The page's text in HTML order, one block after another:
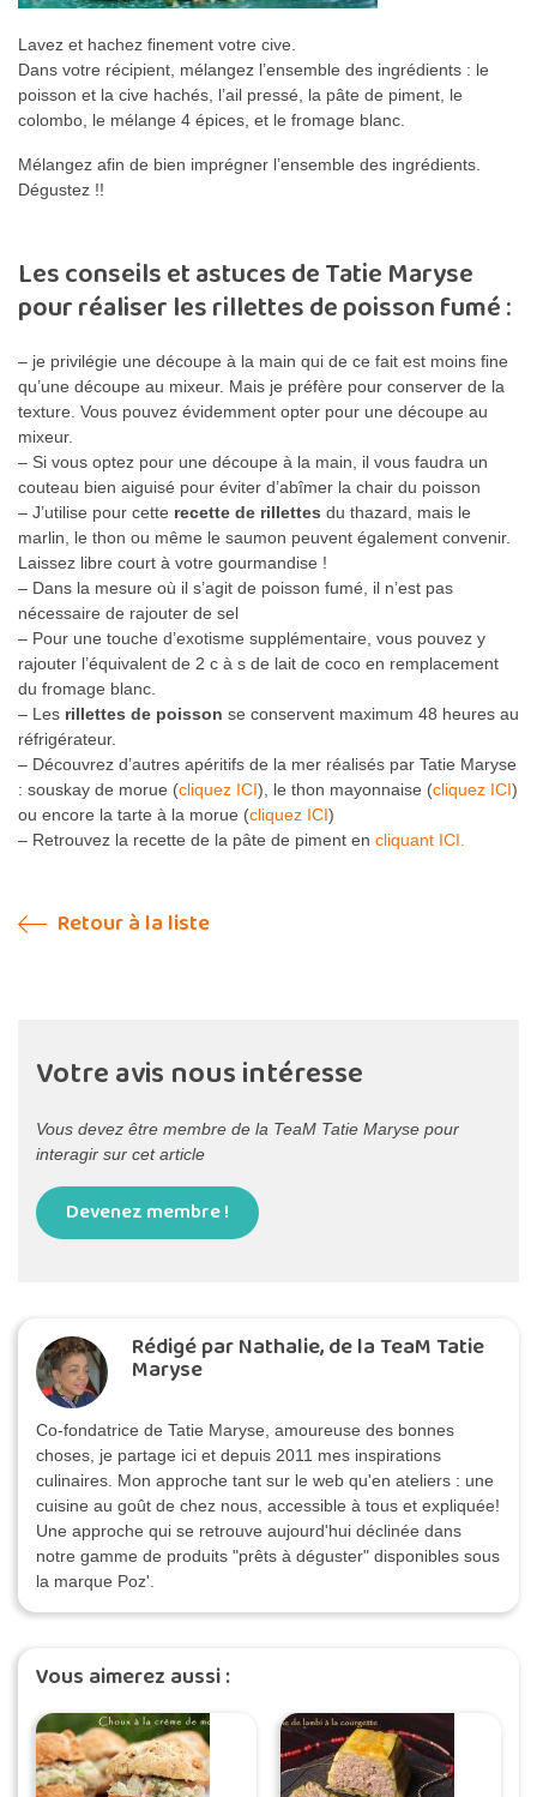
Lavez et hachez finement votre cive.
Dans votre récipient, mélangez l’ensemble des ingrédients : le
poisson et la cive hachés, l’ail pressé, la pâte de piment, le
colombo, le mélange 4 épices, et le fromage blanc.
Mélangez afin de bien imprégner l’ensemble des ingrédients.
Dégustez !!
Les conseils et astuces de Tatie Maryse
pour réaliser les rillettes de poisson fumé :
– je privilégie une découpe à la main qui de ce fait est moins fine
qu’une découpe au mixeur. Mais je préfère pour conserver de la
texture. Vous pouvez évidemment opter pour une découpe au
mixeur.
– Si vous optez pour une découpe à la main, il vous faudra un
couteau bien aiguisé pour éviter d’abîmer la chair du poisson
– J’utilise pour cette recette de rillettes du thazard, mais le
marlin, le thon ou même le saumon peuvent également convenir.
Laissez libre court à votre gourmandise !
– Dans la mesure où il s’agit de poisson fumé, il n’est pas
nécessaire de rajouter de sel
– Pour une touche d’exotisme supplémentaire, vous pouvez y
rajouter l’équivalent de 2 c à s de lait de coco en remplacement
du fromage blanc.
– Les rillettes de poisson se conservent maximum 48 heures au
réfrigérateur.
– Découvrez d’autres apéritifs de la mer réalisés par Tatie Maryse
: souskay de morue (cliquez ICI), le thon mayonnaise (cliquez ICI)
ou encore la tarte à la morue (cliquez ICI)
– Retrouvez la recette de la pâte de piment en cliquant ICI.
Retour à la liste
Votre avis nous intéresse
Vous devez être membre de la TeaM Tatie Maryse pour
interagir sur cet article
Devenez membre !
Rédigé par Nathalie, de la TeaM Tatie
Maryse
Co-fondatrice de Tatie Maryse, amoureuse des bonnes
choses, je partage ici et depuis 2011 mes inspirations
culinaires. Mon approche tant sur le web qu'en ateliers : une
cuisine au goût de chez nous, accessible à tous et expliquée!
Une approche qui se retrouve aujourd'hui déclinée dans
notre gamme de produits "prêts à déguster" disponibles sous
la marque Poz'.
Vous aimerez aussi :